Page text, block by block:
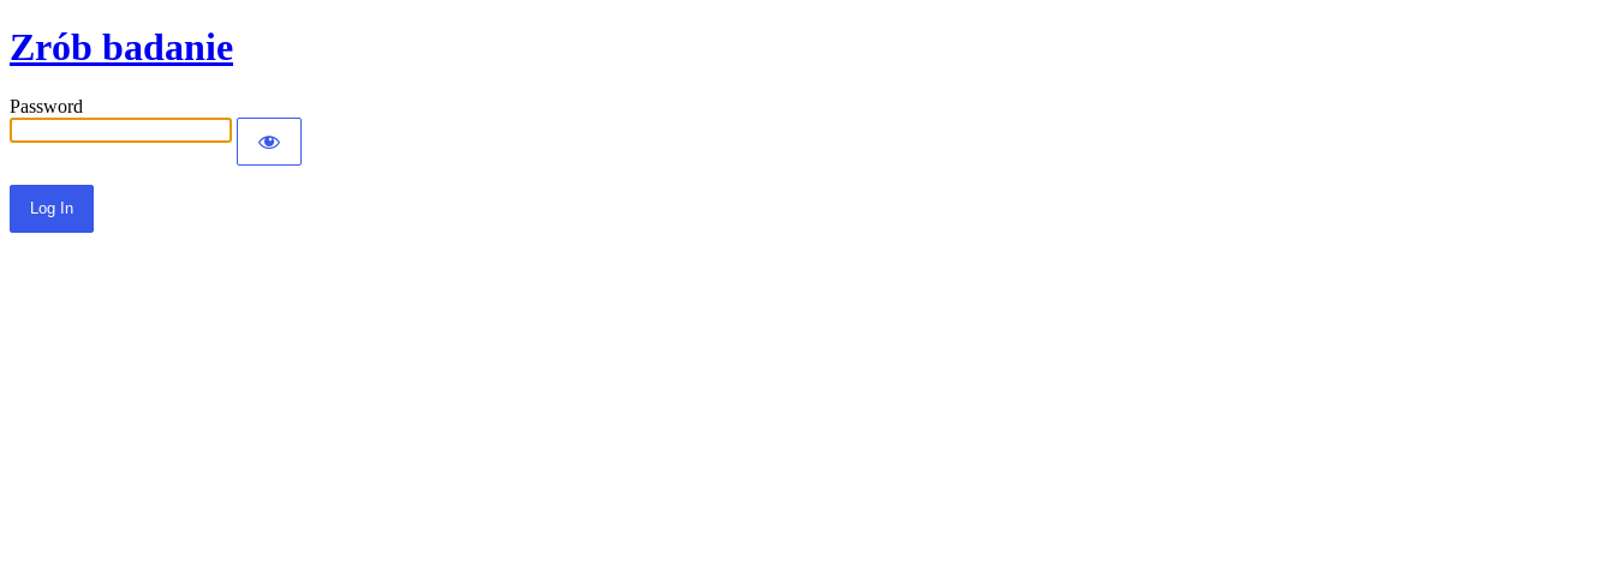
Zrób badanie
Password